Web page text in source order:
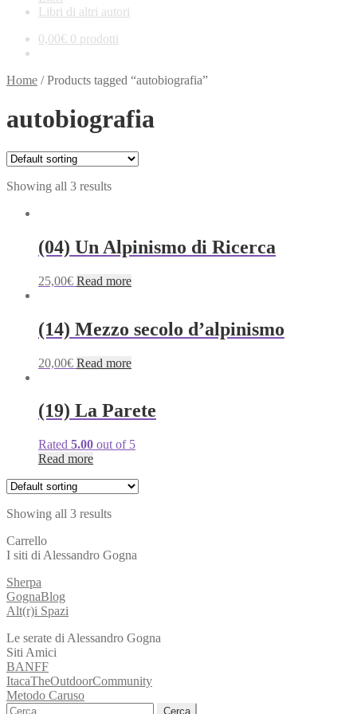
Libri di altri autori
0,00€ 0 prodotti
Home /Products tagged “autobiografia”
autobiografia
Showing all 3 results
(04) Un Alpinismo di Ricerca
25,00€ Read more
(14) Mezzo secolo d’alpinismo
20,00€ Read more
(19) La Parete
Rated 5.00 out of 5
Read more
Showing all 3 results
Carrello
I siti di Alessandro Gogna
Sherpa
GognaBlog
Alt(r)i Spazi
Le serate di Alessandro Gogna
Siti Amici
BANFF
ItacaTheOutdoorCommunity
Metodo Caruso
Ricerca